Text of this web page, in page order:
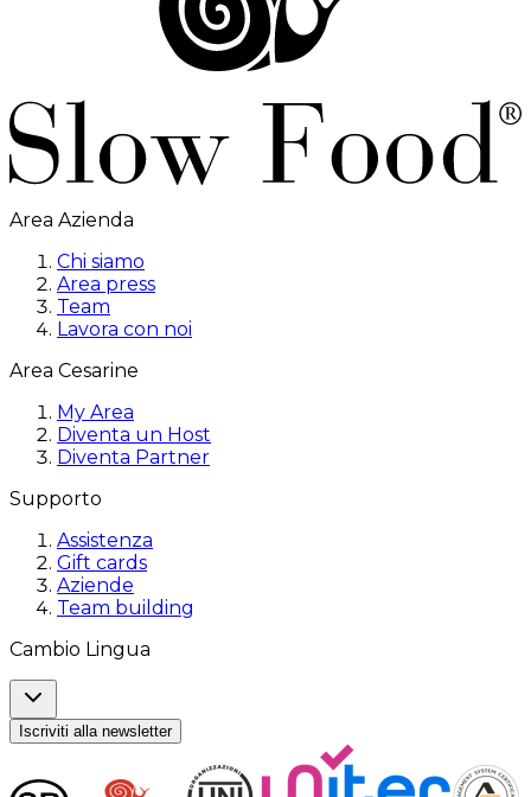
Area Azienda
Chi siamo
Area press
Team
Lavora con noi
Area Cesarine
My Area
Diventa un Host
Diventa Partner
Supporto
Assistenza
Gift cards
Aziende
Team building
Cambio Lingua
Iscriviti alla newsletter